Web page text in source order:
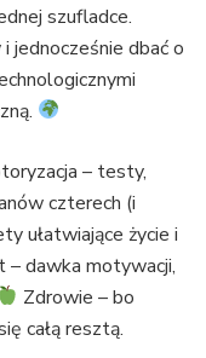
szufladce.
jednocześnie dbać o
– testy,
czterech (i
ułatwiające życie i
– dawka motywacji,
Zdrowie – bo
całą resztą.